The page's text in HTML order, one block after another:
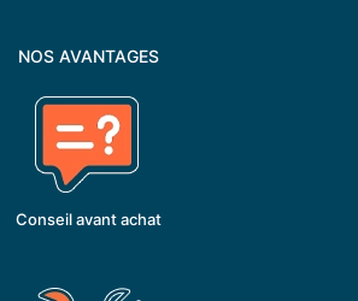
NOS AVANTAGES
Conseil avant achat